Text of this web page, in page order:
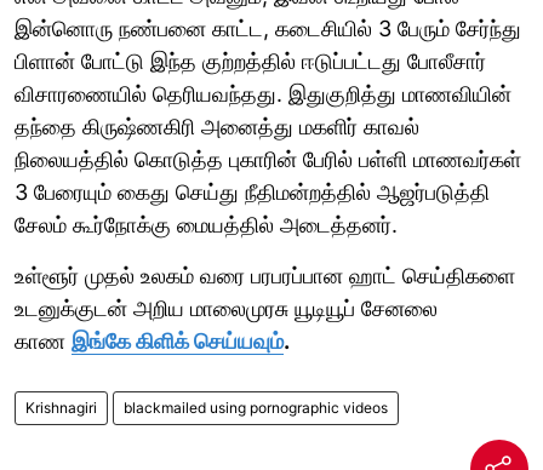
இன்னொரு நண்பனை காட்ட, கடைசியில் 3 பேரும் சேர்ந்து
பிளான் போட்டு இந்த குற்றத்தில் ஈடுப்பட்டது போலீசார்
விசாரணையில் தெரியவந்தது. இதுகுறித்து மாணவியின்
தந்தை கிருஷ்ணகிரி அனைத்து மகளிர் காவல்
நிலையத்தில் கொடுத்த புகாரின் பேரில் பள்ளி மாணவர்கள்
3 பேரையும் கைது செய்து நீதிமன்றத்தில் ஆஜர்படுத்தி
சேலம் கூர்நோக்கு மையத்தில் அடைத்தனர்.
உள்ளூர் முதல் உலகம் வரை பரபரப்பான ஹாட் செய்திகளை
உடனுக்குடன் அறிய மாலைமுரசு யூடியூப் சேனலை
காண இங்கே கிளிக் செய்யவும்.
Krishnagiri blackmailed using pornographic videos